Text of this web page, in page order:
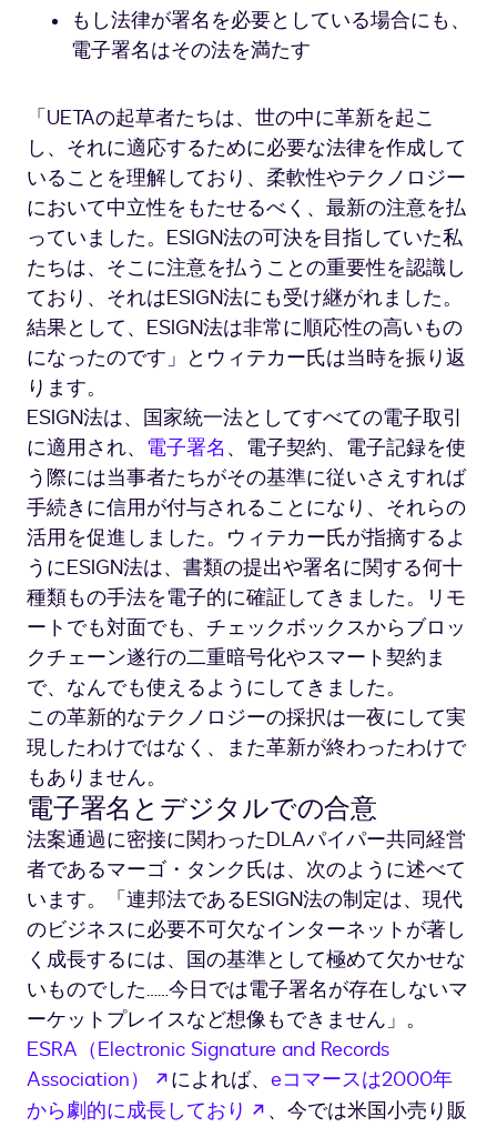
もし法律が署名を必要としている場合にも、
電子署名はその法を満たす
「UETAの起草者たちは、世の中に革新を起こ
し、それに適応するために必要な法律を作成して
いることを理解しており、柔軟性やテクノロジー
において中立性をもたせるべく、最新の注意を払
っていました。ESIGN法の可決を目指していた私
たちは、そこに注意を払うことの重要性を認識し
ており、それはESIGN法にも受け継がれました。
結果として、ESIGN法は非常に順応性の高いもの
になったのです」とウィテカー氏は当時を振り返
ります。
ESIGN法は、国家統一法としてすべての電子取引
に適用され、 電子署名 、電子契約、電子記録を使
う際には当事者たちがその基準に従いさえすれば
手続きに信用が付与されることになり、それらの
活用を促進しました。ウィテカー氏が指摘するよ
うにESIGN法は、書類の提出や署名に関する何十
種類もの手法を電子的に確証してきました。リモ
ートでも対面でも、チェックボックスからブロッ
クチェーン遂行の二重暗号化やスマート契約ま
で、なんでも使えるようにしてきました。
この革新的なテクノロジーの採択は一夜にして実
現したわけではなく、また革新が終わったわけで
もありません。
電子署名とデジタルでの合意
法案通過に密接に関わったDLAパイパー共同経営
者であるマーゴ・タンク氏は、次のように述べて
います。「連邦法であるESIGN法の制定は、現代
のビジネスに必要不可欠なインターネットが著し
く成長するには、国の基準として極めて欠かせな
いものでした……今日では電子署名が存在しないマ
ーケットプレイスなど想像もできません」。
ESRA（Electronic Signature and Records
Association）
新しいタブで開く
によれば、 eコマースは2000年
から劇的に成長しており
新しいタブで開く
、今では米国小売り販